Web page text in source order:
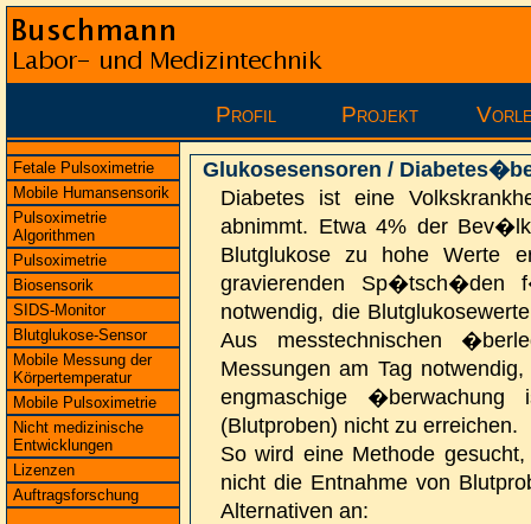
Profil Projekt
Fetale Pulsoximetrie
Mobile Humansensorik
Pulsoximetrie
Algorithmen
Pulsoximetrie
Biosensorik
SIDS-Monitor
Blutglukose-Sensor
Mobile Messung der
Körpertemperatur
Mobile Pulsoximetrie
Nicht medizinische
Entwicklungen
Lizenzen
Auftragsforschung
Glukosesensoren /
Diabetes ist eine
abnimmt. Etwa 4% der
Blutglukose zu hohe Werte
gravierenden
notwendig, die
Aus messtechnischen
Messungen am Tag
engmaschige �berwachung
(Blutproben) nicht zu erreichen.
So wird eine Methode
nicht die Entnahme von
Alternativen an: